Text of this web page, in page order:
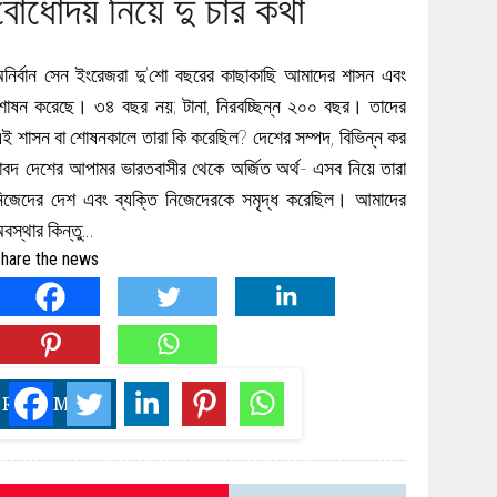
নিয়ে দু চার কথা
সেন ইংরেজরা দু’শো বছরের কাছাকাছি আমাদের শাসন এবং
করেছে। ৩৪ বছর নয়; টানা, নিরবচ্ছিন্ন ২০০ বছর। তাদের
শাসন বা শোষনকালে তারা কি করেছিল? দেশের সম্পদ, বিভিন্ন কর
দেশের আপামর ভারতবাসীর থেকে অর্জিত অর্থ- এসব নিয়ে তারা
দেশ এবং ব্যক্তি নিজেদেরকে সমৃদ্ধ করেছিল। আমাদের
কিন্তু…
the news
READ MORE